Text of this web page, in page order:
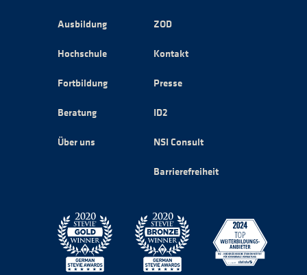
Ausbildung
Hochschule
Fortbildung
Beratung
Über uns
ZOD
Kontakt
Presse
ID2
NSI Consult
Barrierefreiheit